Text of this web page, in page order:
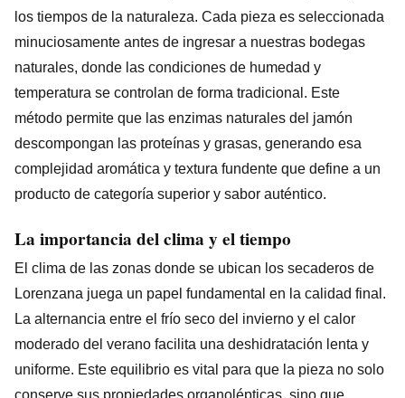
los tiempos de la naturaleza. Cada pieza es seleccionada
minuciosamente antes de ingresar a nuestras bodegas
naturales, donde las condiciones de humedad y
temperatura se controlan de forma tradicional. Este
método permite que las enzimas naturales del jamón
descompongan las proteínas y grasas, generando esa
complejidad aromática y textura fundente que define a un
producto de categoría superior y sabor auténtico.
La importancia del clima y el tiempo
El clima de las zonas donde se ubican los secaderos de
Lorenzana juega un papel fundamental en la calidad final.
La alternancia entre el frío seco del invierno y el calor
moderado del verano facilita una deshidratación lenta y
uniforme. Este equilibrio es vital para que la pieza no solo
conserve sus propiedades organolépticas, sino que